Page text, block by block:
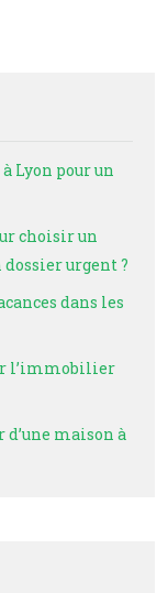
Lyon pour un
choisir un
urgent ?
dans les
l’immobilier
maison à